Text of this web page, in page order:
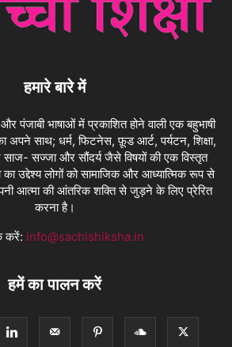
हमारे बारे में
पंजाबी भाषाओं में प्रकाशित होने वाली एक बहुभाषी
अपने साथ; धर्म, फिटनेस, फ़ूड आर्ट, पर्यटन, शिक्षा,
सज्जा और सौंदर्य जैसे विषयों की एक विस्तृत
उद्देश्य लोगों को सामाजिक और आध्यात्मिक रूप से
आत्मा की आंतरिक शक्ति से जुड़ने के लिए प्रेरित
करना है।
करें: info@sachishiksha.in
हमें का पालन करें